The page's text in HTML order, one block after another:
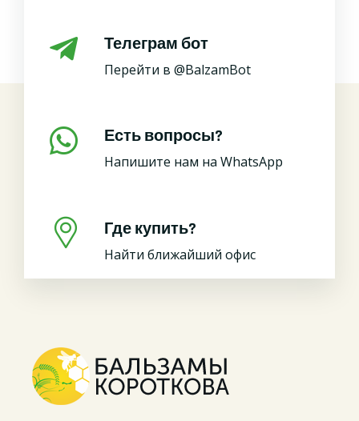
Телеграм бот
Перейти в @BalzamBot
Есть вопросы?
Напишите нам на WhatsApp
Где купить?
Найти ближайший офис